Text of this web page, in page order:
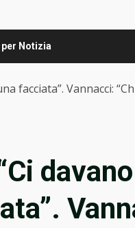
Notizia
facciata”. Vannacci: